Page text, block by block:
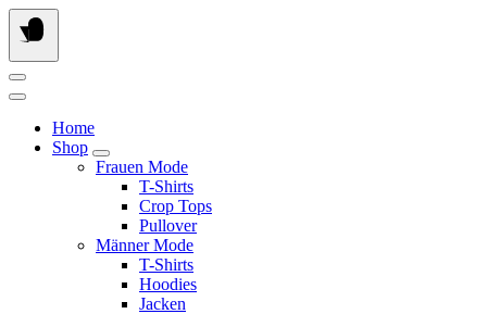
Springe
zum
Inhalt
Home
Shop
Frauen Mode
T-Shirts
Crop Tops
Pullover
Männer Mode
T-Shirts
Hoodies
Jacken